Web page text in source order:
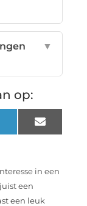
▼
op:
LinkedInEmail
in een
een
een leuk